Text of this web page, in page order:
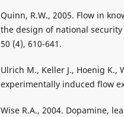
Quinn, R.W., 2005. Flow in
the design of national
50 (4), 610-641.
Ulrich M., Keller J., Hoenig K.,
experimentally induced flow
Wise R.A., 2004. Dopamine,